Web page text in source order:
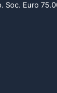
Soc. Euro